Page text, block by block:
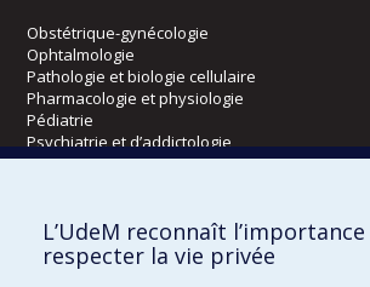
Obstétrique-gynécologie
Ophtalmologie
Pathologie et biologie cellulaire
Pharmacologie et physiologie
Pédiatrie
Psychiatrie et d’addictologie
Radiologie, radio-oncologie et médecine
Écoles
L’UdeM reconnaît l’importance
respecter la vie privée